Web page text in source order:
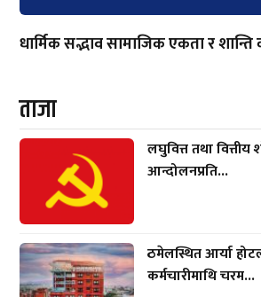
धार्मिक सद्भाव सामाजिक एकता र
ताजा
लघुवित्त तथा
आन्दोलनप्रति...
ठमेलस्थित आर्या
कर्मचारीमाथि चरम...